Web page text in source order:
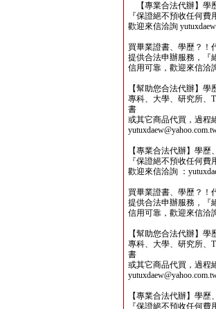
【專業合法代辦】學
『保證絕不預收任何
歡迎來信洽詢
買畢業證書、學歷？！
提供合法申辦服務，『
信用可靠，歡迎來信洽
【幫助您合法代辦】
專科、大學、研究所、
書
或其它商品代買，過程
【專業合法代辦】學
『保證絕不預收任何
歡迎來信洽詢 ：
買畢業證書、學歷？！
提供合法申辦服務，『
信用可靠，歡迎來信洽
【幫助您合法代辦】
專科、大學、研究所、
書
或其它商品代買，過程
【專業合法代辦】學
『保證絕不預收任何